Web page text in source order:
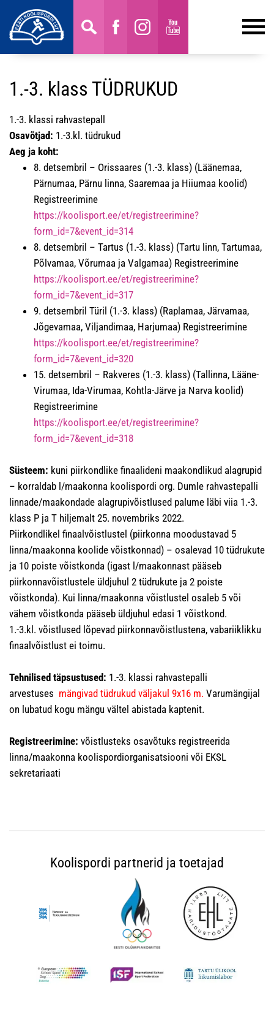
1.-3. klass TÜDRUKUD
1.-3. klassi rahvastepall
Osavõtjad: 1.-3.kl. tüdrukud
Aeg ja koht:
8. detsembril – Orissaares (1.-3. klass) (Läänemaa,
Pärnumaa, Pärnu linna, Saaremaa ja Hiiumaa koolid)
Registreerimine
https://koolisport.ee/et/registreerimine?
form_id=7&event_id=314
8. detsembril – Tartus (1.-3. klass) (Tartu linn, Tartumaa,
Põlvamaa, Võrumaa ja Valgamaa) Registreerimine
https://koolisport.ee/et/registreerimine?
form_id=7&event_id=317
9. detsembril Türil (1.-3. klass) (Raplamaa, Järvamaa,
Jõgevamaa, Viljandimaa, Harjumaa) Registreerimine
https://koolisport.ee/et/registreerimine?
form_id=7&event_id=320
15. detsembril – Rakveres (1.-3. klass) (Tallinna, Lääne-
Virumaa, Ida-Virumaa, Kohtla-Järve ja Narva koolid)
Registreerimine
https://koolisport.ee/et/registreerimine?
form_id=7&event_id=318
Süsteem: kuni piirkondlike finaalideni maakondlikud alagrupid
– korraldab l/maakonna koolispordi org. Dumle rahvastepalli
linnade/maakondade alagrupivõistlused palume läbi viia 1.-3.
klass P ja T hiljemalt 25. novembriks 2022.
Piirkondlikel finaalvõistlustel (piirkonna moodustavad 5
linna/maakonna koolide võistkonnad) – osalevad 10 tüdrukute
ja 10 poiste võistkonda (igast l/maakonnast pääseb
piirkonnavõistlustele üldjuhul 2 tüdrukute ja 2 poiste
võistkonda). Kui linna/maakonna võistlustel osaleb 5 või
vähem võistkonda pääseb üldjuhul edasi 1 võistkond.
1.-3.kl. võistlused lõpevad piirkonnavõistlustena, vabariiklikku
finaalvõistlust ei toimu.
Tehnilised täpsustused: 1.-3. klassi rahvastepalli
arvestuses mängivad tüdrukud väljakul 9x16 m. Varumängijal
on lubatud kogu mängu vältel abistada kaptenit.
Registreerimine: võistlusteks osavõtuks registreerida
linna/maakonna koolispordiorganisatsiooni või EKSL
sekretariaati
Koolispordi partnerid ja toetajad